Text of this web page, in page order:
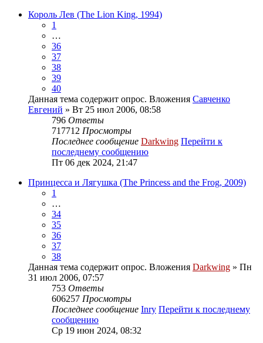
Король Лев (The Lion King, 1994)
1
…
36
37
38
39
40
Данная тема содержит опрос. Вложения Савченко
Евгений » Вт 25 июл 2006, 08:58
796 Ответы
717712 Просмотры
Последнее сообщение Darkwing Перейти к
последнему сообщению
Пт 06 дек 2024, 21:47
Принцесса и Лягушка (The Princess and the Frog, 2009)
1
…
34
35
36
37
38
Данная тема содержит опрос. Вложения Darkwing » Пн
31 июл 2006, 07:57
753 Ответы
606257 Просмотры
Последнее сообщение Inry Перейти к последнему
сообщению
Ср 19 июн 2024, 08:32